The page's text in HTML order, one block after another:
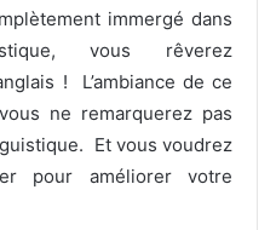
immergé dans
vous rêverez
! L’ambiance de ce
ne remarquerez pas
Et vous voudrez
pour améliorer votre